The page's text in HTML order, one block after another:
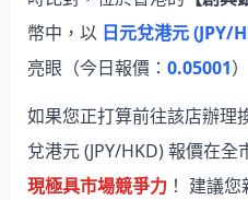
幣中，以 日元兌港元 (JPY/
亮眼 （今日報價： 0.05001
如果您正打算前往該店辦理
兌港元 (JPY/HKD) 報價在
現極具市場競爭力 ！ 建議